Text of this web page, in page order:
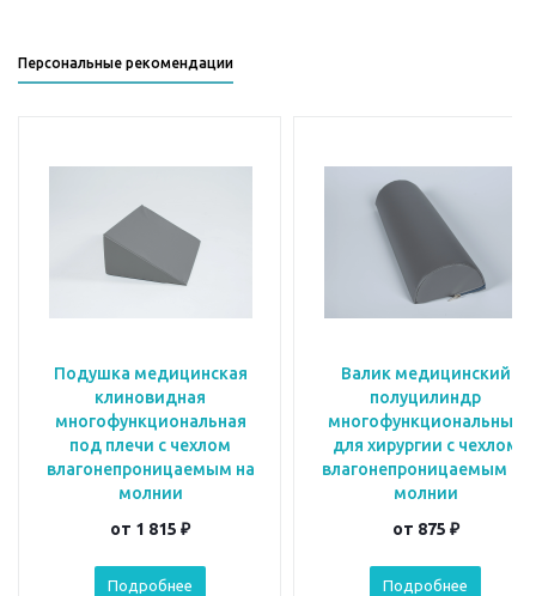
Персональные рекомендации
Подушка медицинская
клиновидная
многофункциональная
под плечи с чехлом
влагонепроницаемым на
молнии
от 1 815 ₽
Подробнее
Валик медицинский
полуцилиндр
многофункциональный
для хирургии с чехлом
влагонепроницаемым на
молнии
от 875 ₽
Подробнее